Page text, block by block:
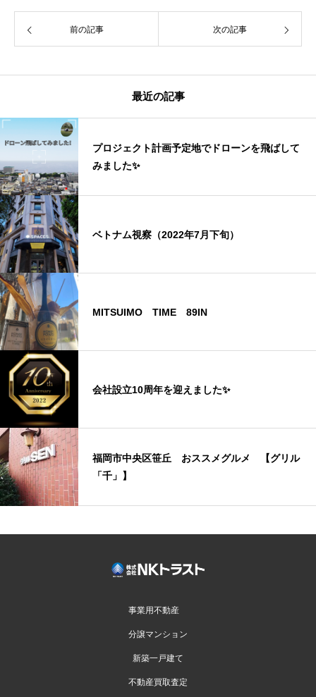
前の記事 次の記事
最近の記事
プロジェクト計画予定地でドローンを飛ばして
みました✨
ベトナム視察（2022年7月下旬）
MITSUIMO TIME 89IN
会社設立10周年を迎えました✨
福岡市中央区笹丘 おススメグルメ 【グリル
「千」】
事業用不動産
分譲マンション
新築一戸建て
不動産買取査定